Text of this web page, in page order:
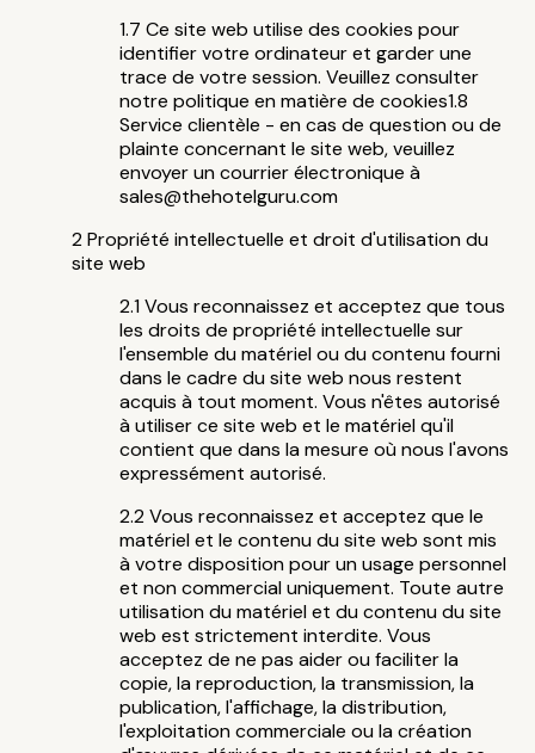
Ce site web utilise des cookies pour
identifier votre ordinateur et garder une
trace de votre session. Veuillez consulter
notre politique en matière de cookies1.8
Service clientèle - en cas de question ou de
plainte concernant le site web, veuillez
envoyer un courrier électronique à
sales@thehotelguru.com
Propriété intellectuelle et droit d'utilisation du
site web
Vous reconnaissez et acceptez que tous
les droits de propriété intellectuelle sur
l'ensemble du matériel ou du contenu fourni
dans le cadre du site web nous restent
acquis à tout moment. Vous n'êtes autorisé
à utiliser ce site web et le matériel qu'il
contient que dans la mesure où nous l'avons
expressément autorisé.
Vous reconnaissez et acceptez que le
matériel et le contenu du site web sont mis
à votre disposition pour un usage personnel
et non commercial uniquement. Toute autre
utilisation du matériel et du contenu du site
web est strictement interdite. Vous
acceptez de ne pas aider ou faciliter la
copie, la reproduction, la transmission, la
publication, l'affichage, la distribution,
l'exploitation commerciale ou la création